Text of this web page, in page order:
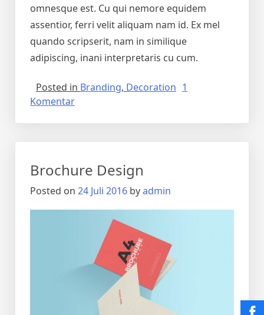
omnesque est. Cu qui nemore equidem
assentior, ferri velit aliquam nam id. Ex mel
quando scripserit, nam in similique
adipiscing, inani interpretaris cu cum.
Posted in Branding, Decoration 1
Komentar
Brochure Design
Posted on 24 Juli 2016 byadmin